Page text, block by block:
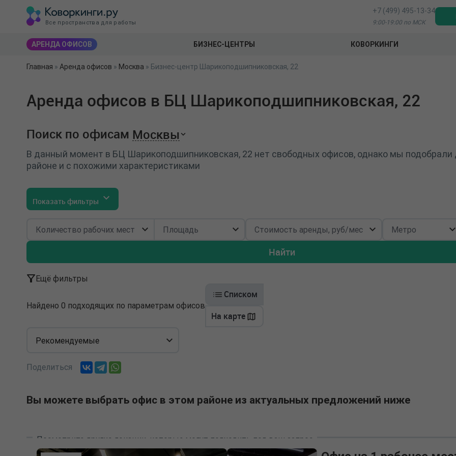
Все пространства для работы
+7 (499) 495-13-34
9:00-19:00 по МСК
АРЕНДА ОФИСОВ БИЗНЕС-ЦЕНТРЫ КОВОРКИНГИ
Главная » Аренда офисов » Москва » Бизнес-центр Шарикоподшипниковская, 22
Аренда офисов в БЦ Шарикоподшипниковская, 22
Поиск по офисам Москвы
В данный момент в БЦ Шарикоподшипниковская, 22 нет свободных офисов, однако мы
районе и с похожими характеристиками
Показать фильтры
Найти
Ещё фильтры
Найдено 0 подходящих по параметрам офисов
Списком
На карте
Рекомендуемые
Поделиться
Вы можете выбрать офис в этом районе из актуальных предложений ниже
Посмотрите другие локации, которые могут подходить под ваш запрос